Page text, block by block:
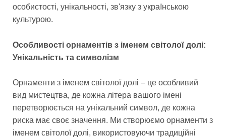
особистості, унікальності, зв'язку з українською
культурою.
Особливості орнаментів з іменем світолої долі:
Унікальність та символізм
Орнаменти з іменем світолої долі – це особливий
вид мистецтва, де кожна літера вашого імені
перетворюється на унікальний символ, де кожна
риска має своє значення. Ми створюємо орнаменти з
іменем світолої долі, використовуючи традиційні